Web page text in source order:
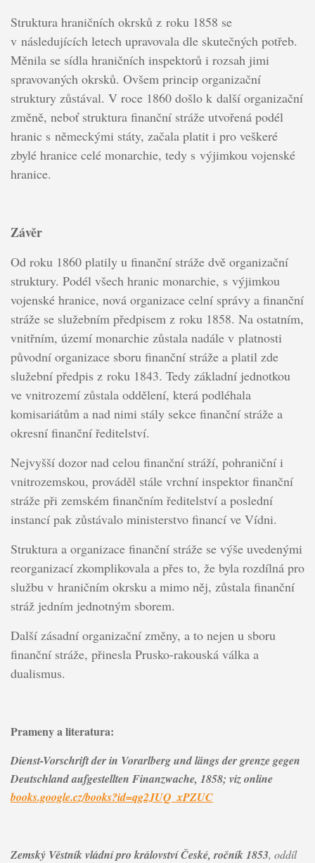
Struktura hraničních okrsků z roku 1858 se
v následujících letech upravovala dle skutečných potřeb.
Měnila se sídla hraničních inspektorů i rozsah jimi
spravovaných okrsků. Ovšem princip organizační
struktury zůstával. V roce 1860 došlo k další organizační
změně, neboť struktura finanční stráže utvořená podél
hranic s německými státy, začala platit i pro veškeré
zbylé hranice celé monarchie, tedy s výjimkou vojenské
hranice.
Závěr
Od roku 1860 platily u finanční stráže dvě organizační
struktury. Podél všech hranic monarchie, s výjimkou
vojenské hranice, nová organizace celní správy a finanční
stráže se služebním předpisem z roku 1858. Na ostatním,
vnitřním, území monarchie zůstala nadále v platnosti
původní organizace sboru finanční stráže a platil zde
služební předpis z roku 1843. Tedy základní jednotkou
ve vnitrozemí zůstala oddělení, která podléhala
komisariátům a nad nimi stály sekce finanční stráže a
okresní finanční ředitelství.
Nejvyšší dozor nad celou finanční stráží, pohraniční i
vnitrozemskou, prováděl stále vrchní inspektor finanční
stráže při zemském finančním ředitelství a poslední
instancí pak zůstávalo ministerstvo financí ve Vídni.
Struktura a organizace finanční stráže se výše uvedenými
reorganizací zkomplikovala a přes to, že byla rozdílná pro
službu v hraničním okrsku a mimo něj, zůstala finanční
stráž jedním jednotným sborem.
Další zásadní organizační změny, a to nejen u sboru
finanční stráže, přinesla Prusko-rakouská válka a
dualismus.
Prameny a literatura:
Dienst-Vorschrift der in Vorarlbergund längs der grenze gegen
Deutschland aufgestellten Finanzwache, 1858; viz online
books.google.cz/books?id=qg2JUQ_xPZUC
Zemský Věstník vládní pro království České, ročník 1853, oddíl